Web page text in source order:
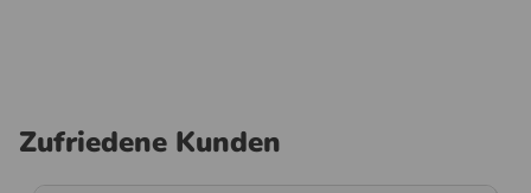
Zufriedene Kunden